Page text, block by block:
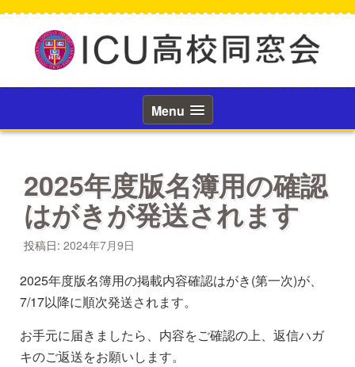
へ
ッ
Menu
2025年度版名簿用の確認
はがきが発送されます
投稿日: 2024年7月9日
2025年度版名簿用の掲載内容確認はがき(第一次)が、
7/17以降に順次発送されます。
お手元に届きましたら、内容をご確認の上、返信ハガ
キのご返送をお願いします。